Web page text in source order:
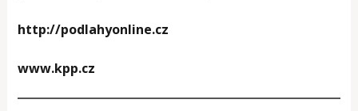
http://podlahyonline.cz
www.kpp.cz